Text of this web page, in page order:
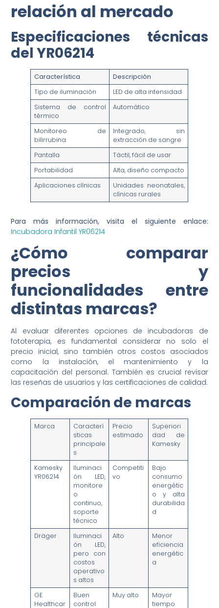
relación al mercado
Especificaciones técnicas
del YR06214
Característica
Descripción
Tipo de iluminación
LED de alta intensidad
Sistema de control
térmico
Automático
Monitoreo de
bilirrubina
Integrado, sin
extracción de sangre
Pantalla
Táctil, fácil de usar
Portabilidad
Alta, diseño compacto
Aplicaciones clínicas
Unidades neonatales,
clínicas rurales
Para más información, visita el siguiente enlace:
Incubadora Infantil YR06214
¿Cómo comparar
precios y
funcionalidades entre
distintas marcas?
Al evaluar diferentes opciones de incubadoras de
fototerapia, es fundamental considerar no solo el
precio inicial, sino también otros costos asociados
como la instalación, el mantenimiento y la
capacitación del personal. También es crucial revisar
las reseñas de usuarios y las certificaciones de calidad.
Comparación de marcas
Marca
Caracterí
sticas
principale
s
Precio
estimado
Superiori
dad de
Kamesky
Kamesky
YR06214
Iluminaci
ón LED,
monitore
o
continuo,
soporte
técnico
Competiti
vo
Bajo
consumo
energétic
o y alta
durabilida
d
Dräger
Iluminaci
ón LED,
pero con
costos
operativo
s altos
Alto
Menor
eficiencia
energétic
a
GE
Healthcar
Buen
control
Muy alto
Mayor
tiempo